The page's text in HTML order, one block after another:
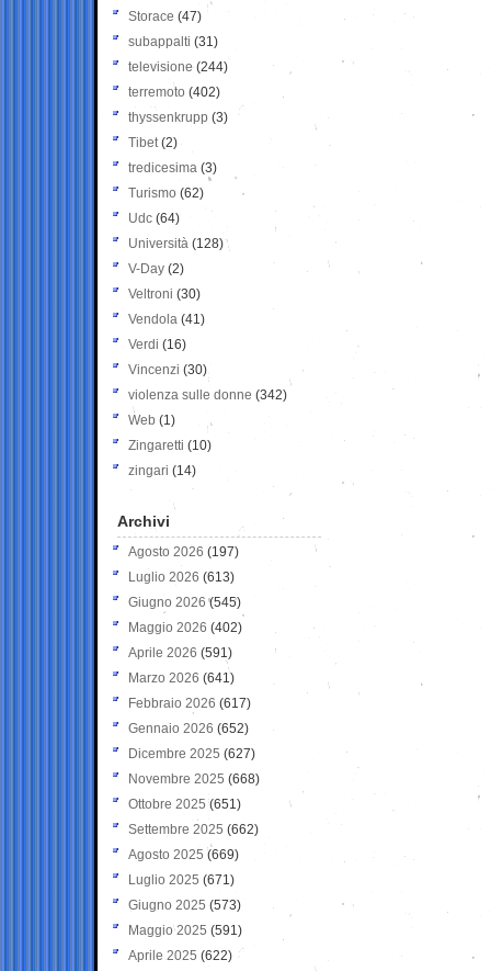
Storace (47)
subappalti (31)
televisione(244)
terremoto (402)
thyssenkrupp (3)
Tibet(2)
tredicesima (3)
Turismo (62)
Udc (64)
Università (128)
V-Day (2)
Veltroni (30)
Vendola (41)
Verdi (16)
Vincenzi (30)
violenza sulle donne (342)
Web (1)
Zingaretti (10)
zingari (14)
Archivi
Agosto 2026 (197)
Luglio 2026 (613)
Giugno 2026 (545)
Maggio 2026 (402)
Aprile 2026 (591)
Marzo 2026 (641)
Febbraio 2026 (617)
Gennaio 2026 (652)
Dicembre 2025 (627)
Novembre 2025 (668)
Ottobre 2025 (651)
Settembre 2025 (662)
Agosto 2025 (669)
Luglio 2025 (671)
Giugno 2025 (573)
Maggio 2025 (591)
Aprile 2025 (622)